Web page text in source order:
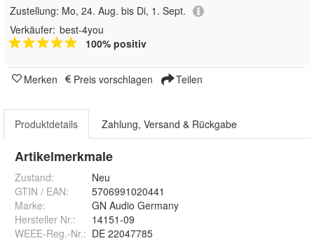
Zustellung: Mo, 24. Aug. bis Di, 1. Sept.
Verkäufer: best-4you
100% positiv
Merken Preis vorschlagen Teilen
Produktdetails Zahlung, Versand & Rückgabe
Artikelmerkmale
Zustand:
Neu
GTIN / EAN:
5706991020441
Marke:
GN Audio Germany
Hersteller Nr.:
14151-09
WEEE-Reg.-Nr.: DE 22047785